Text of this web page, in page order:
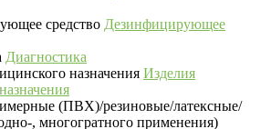
Дезинфицирующее
Диагностика
Изделия